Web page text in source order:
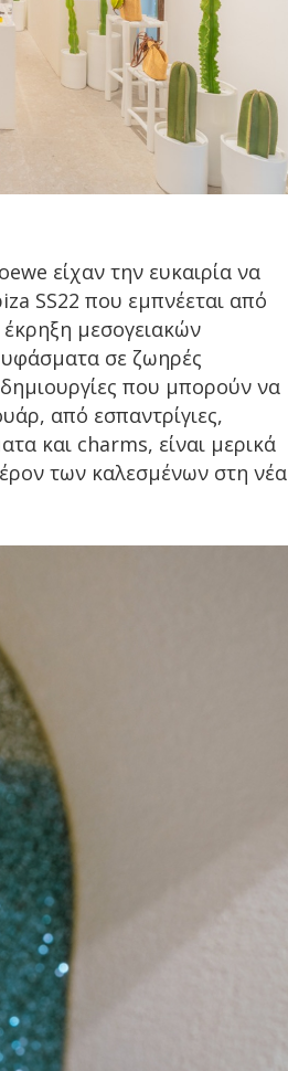
είχαν την ευκαιρία να
SS22 που εμπνέεται από
έκρηξη μεσογειακών
σε ζωηρές
που μπορούν να
από εσπαντρίγιες,
και charms, είναι μερικά
των καλεσμένων στη νέα